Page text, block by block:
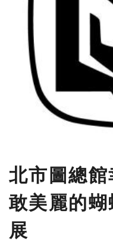
北市圖總
敢美麗的
展